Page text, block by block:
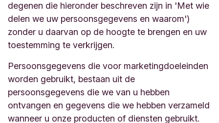
degenen die hieronder beschreven zijn in 'Met wie
delen we uw persoonsgegevens en waarom')
zonder u daarvan op de hoogte te brengen en uw
toestemming te verkrijgen.
Persoonsgegevens die voor marketingdoeleinden
worden gebruikt, bestaan uit de
persoonsgegevens die we van u hebben
ontvangen en gegevens die we hebben verzameld
wanneer u onze producten of diensten gebruikt.